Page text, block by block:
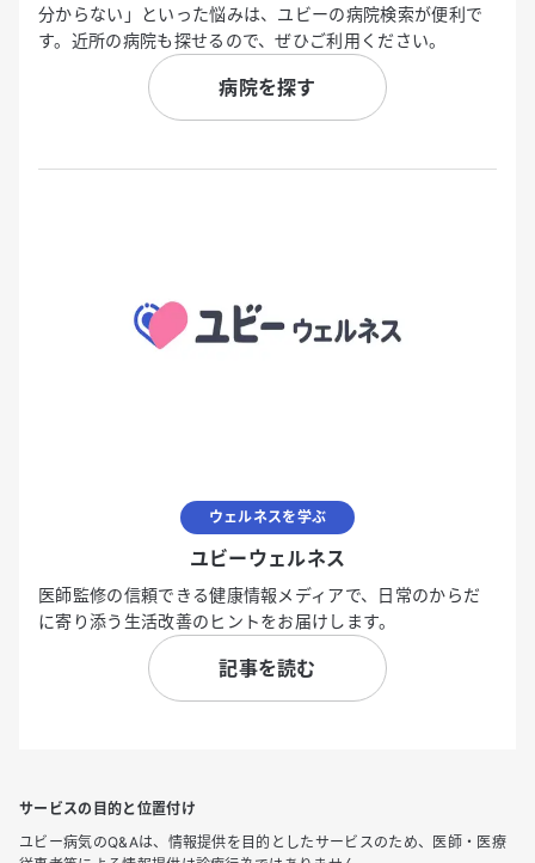
分からない」といった悩みは、ユビーの病院検索が便利で
す。近所の病院も探せるので、ぜひご利用ください。
病院を探す
ウェルネスを学ぶ
ユビーウェルネス
医師監修の信頼できる健康情報メディアで、日常のからだ
に寄り添う生活改善のヒントをお届けします。
記事を読む
サービスの目的と位置付け
ユビー病気のQ&Aは、情報提供を目的としたサービスのため、医師・医療